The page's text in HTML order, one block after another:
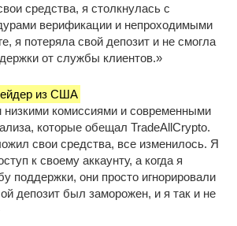
средства, я столкнулась с
верификации и непроходимыми
я потеряла свой депозит и не смогла
от службы клиентов.»
из США
комиссиями и современными
которые обещал TradeAllCrypto.
свои средства, все изменилось. Я
к своему аккаунту, а когда я
поддержки, они просто игнорировали
депозит был заморожен, и я так и не